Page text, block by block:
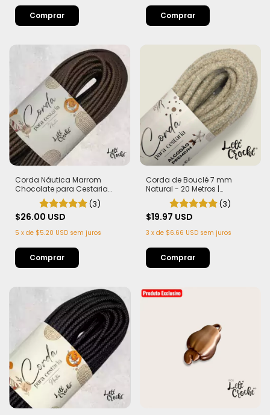
Corda Náutica Marrom
Chocolate para Cestaria
7mm com Alma - Firme, Leve
e Estruturada | 50 metros
(3)
$26.00 USD
5 x de $5.20 USD sem juros
Corda de Bouclé 7 mm
Natural - 20 Metros |
Exclusiva Lelê Crochê | Leve,
Estruturada e com Efeito
Sofisticado
(3)
$19.97 USD
3 x de $6.66 USD sem juros